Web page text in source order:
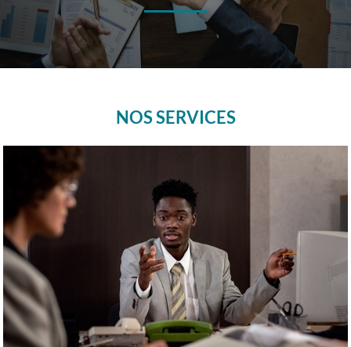
NOS SERVICES